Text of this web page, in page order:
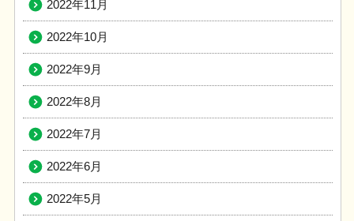
2022年11月
2022年10月
2022年9月
2022年8月
2022年7月
2022年6月
2022年5月